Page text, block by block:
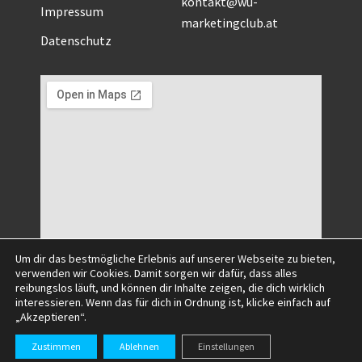
Impressum
Datenschutz
marketingclub.at
©2025 All Right Reserved.
Um dir das bestmögliche Erlebnis auf unserer Webseite zu bieten,
verwenden wir Cookies. Damit sorgen wir dafür, dass alles
reibungslos läuft, und können dir Inhalte zeigen, die dich wirklich
interessieren. Wenn das für dich in Ordnung ist, klicke einfach auf
„Akzeptieren“.
Zustimmen Ablehnen Einstellungen